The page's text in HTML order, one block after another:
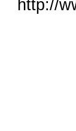
http://